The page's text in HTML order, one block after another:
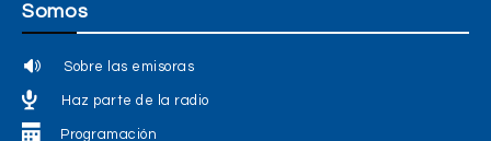
Somos
Sobre las emisoras
Haz parte de la radio
Programación